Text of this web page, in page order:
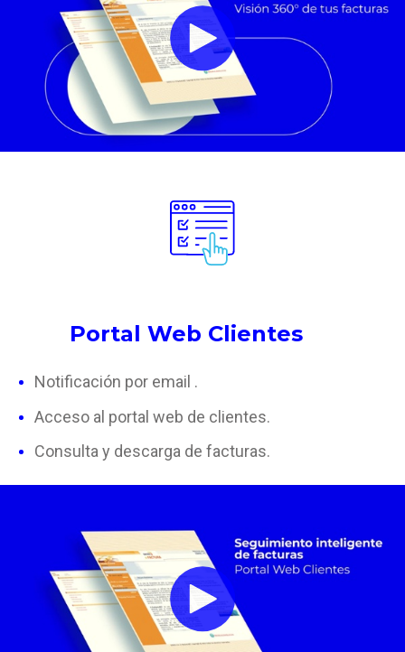
Portal Web Clientes
Notificación por email .
Acceso al portal web de clientes.
Consulta y descarga de facturas.